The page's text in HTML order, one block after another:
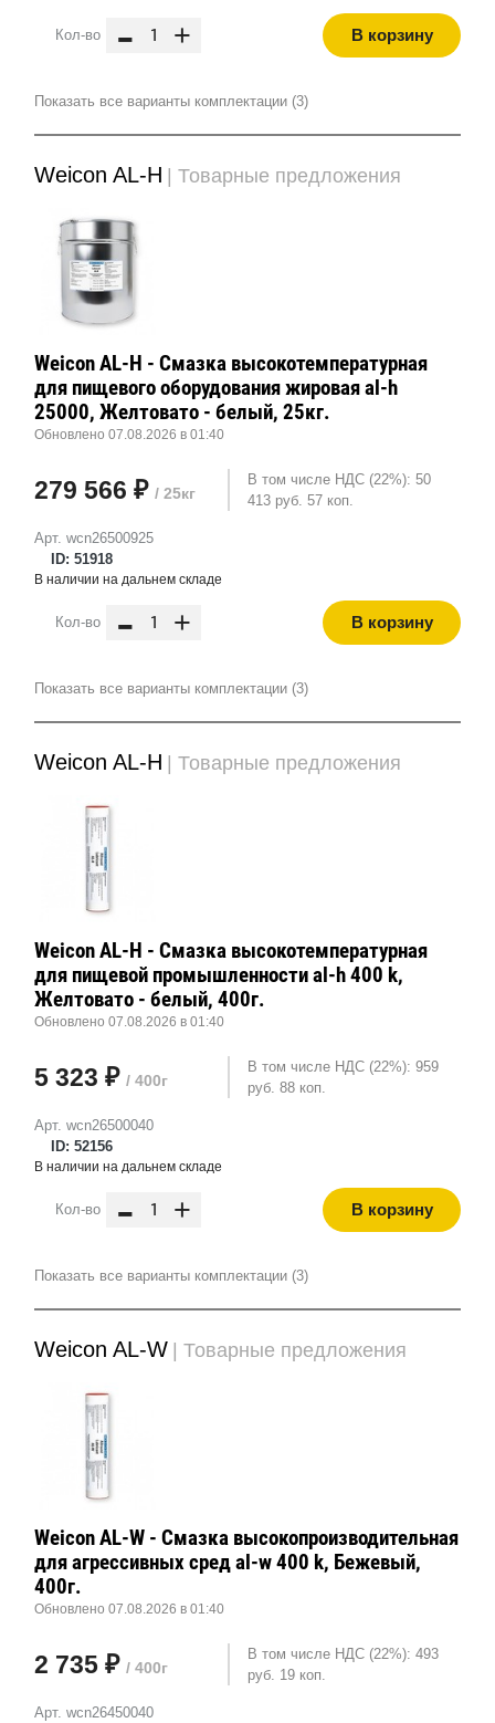
Кол-во - + В корзину
Показать все варианты комплектации (3)
Weicon AL-H | Товарные предложения
Арт. wcn26500925
ID: 51918
Weicon AL-H - Смазка высокотемпературная
для пищевого оборудования жировая al-h
25000, Желтовато - белый, 25кг.
Обновлено 07.08.2026 в 01:40
279 566 ₽ / 25кг
В том числе НДС (22%): 50
413 руб. 57 коп.
В наличии на дальнем складе
Кол-во - + В корзину
Показать все варианты комплектации (3)
Weicon AL-H | Товарные предложения
Арт. wcn26500040
ID: 52156
Weicon AL-H - Смазка высокотемпературная
для пищевой промышленности al-h 400 k,
Желтовато - белый, 400г.
Обновлено 07.08.2026 в 01:40
5 323 ₽ / 400г
В том числе НДС (22%): 959
руб. 88 коп.
В наличии на дальнем складе
Кол-во - + В корзину
Показать все варианты комплектации (3)
Weicon AL-W | Товарные предложения
Арт. wcn26450040
Weicon AL-W - Смазка высокопроизводительная
для агрессивных сред al-w 400 k, Бежевый,
400г.
Обновлено 07.08.2026 в 01:40
2 735 ₽ / 400г
В том числе НДС (22%): 493
руб. 19 коп.